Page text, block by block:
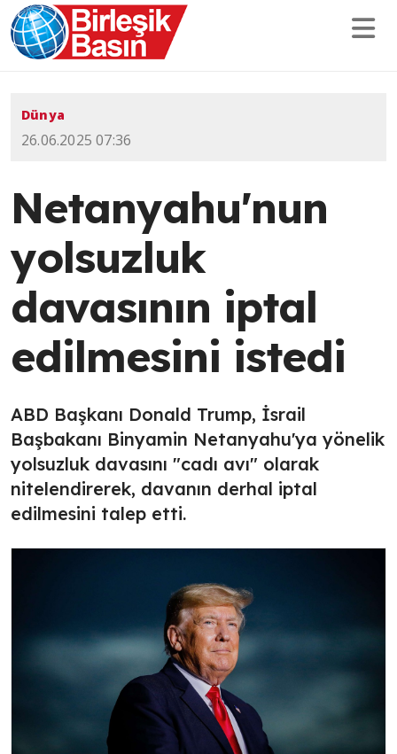
Dünya
26.06.2025 07:36
Netanyahu'nun
yolsuzluk
davasının iptal
edilmesini istedi
ABD Başkanı Donald Trump, İsrail
Başbakanı Binyamin Netanyahu'ya yönelik
yolsuzluk davasını "cadı avı" olarak
nitelendirerek, davanın derhal iptal
edilmesini talep etti.